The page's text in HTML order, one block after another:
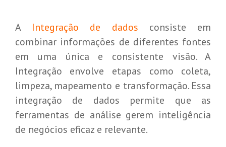
AIntegração de dados consiste em
combinar informações de diferentes fontes
em uma única e consistente visão. A
Integração envolve etapas como coleta,
limpeza, mapeamento e transformação. Essa
integração de dados permite que as
ferramentas de análise gerem inteligência
de negócios eficaz e relevante.